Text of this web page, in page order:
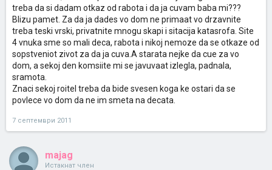
treba da si dadam otkaz od rabota i da ja cuvam baba mi???
Blizu pamet. Za da ja dades vo dom ne primaat vo drzavnite
treba teski vrski, privatnite mnogu skapi i sitacija katasrofa. Site
4 vnuka sme so mali deca, rabota i nikoj nemoze da se otkaze od
sopstveniot zivot za da ja cuva.A starata nejke da cue za vo
dom, a sekoj den komsiite mi se javuvaat izlegla, padnala,
sramota.
Znaci sekoj roitel treba da bide svesen koga ke ostari da se
povlece vo dom da ne im smeta na decata.
7 септември 2011
majag
Истакнат член